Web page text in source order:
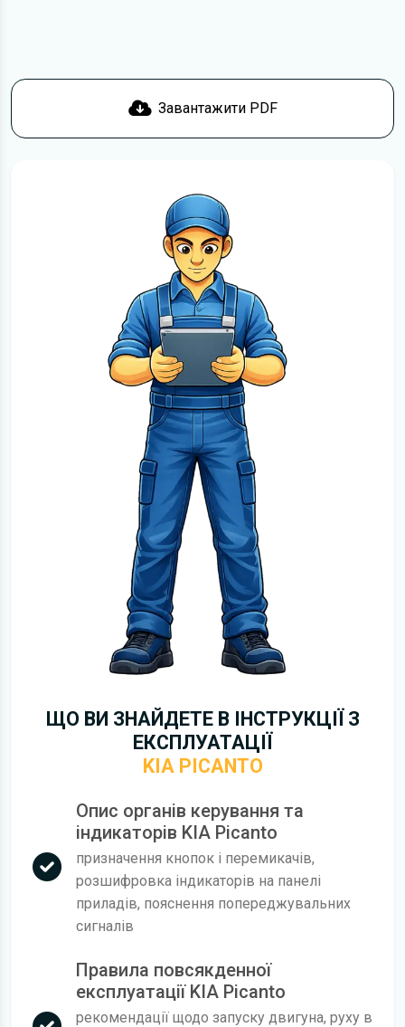
Завантажити PDF
ЩО ВИ ЗНАЙДЕТЕ В ІНСТРУКЦІЇ З
ЕКСПЛУАТАЦІЇ
KIA PICANTO
Опис органів керування та
індикаторів KIA Picanto
призначення кнопок і перемикачів,
розшифровка індикаторів на панелі
приладів, пояснення попереджувальних
сигналів
Правила повсякденної
експлуатації KIA Picanto
рекомендації щодо запуску двигуна, руху в